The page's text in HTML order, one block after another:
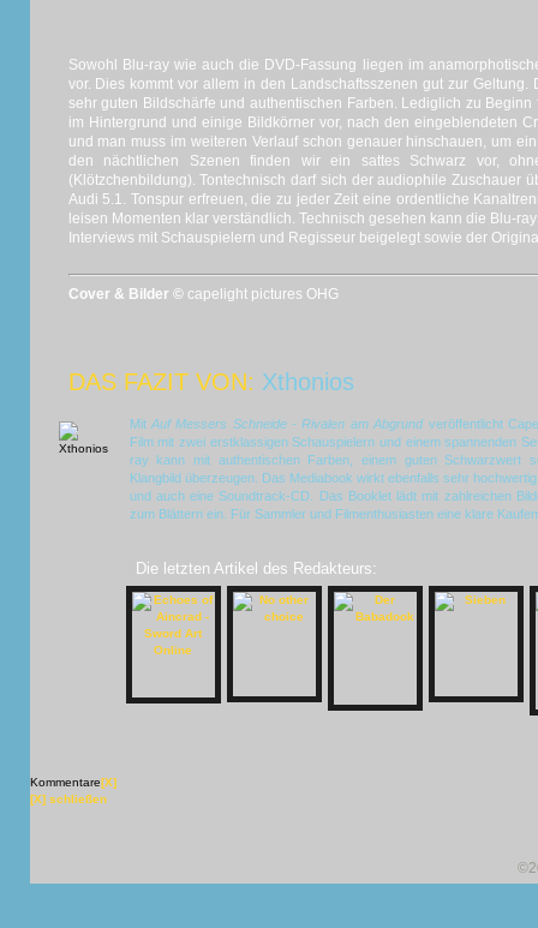
Sowohl Blu-ray wie auch die DVD-Fassung liegen im
vor. Dies kommt vor allem in den Landschaftsszenen gut zur
sehr guten Bildschärfe und authentischen Farben. Lediglich zu
im Hintergrund und einige Bildkörner vor, nach den eingeblendeten
und man muss im weiteren Verlauf schon genauer hinschauen, um
den nächtlichen Szenen finden wir ein sattes Schwarz vor,
(Klötzchenbildung). Tontechnisch darf sich der audiophile Zuschauer
Audi 5.1. Tonspur erfreuen, die zu jeder Zeit eine ordentliche
leisen Momenten klar verständlich. Technisch gesehen kann die Blu-
Interviews mit Schauspielern und Regisseur beigelegt sowie der
Cover & Bilder © capelight pictures OHG
DAS FAZIT VON: Xthonios
Mit Auf Messers Schneide - Rivalen am Abgrund veröffentlicht
Film mit zwei erstklassigen Schauspielern und einem spannenden
ray kann mit authentischen Farben, einem guten Schwarzwert
Klangbild überzeugen. Das Mediabook wirkt ebenfalls sehr
und auch eine Soundtrack-CD. Das Booklet lädt mit zahlreichen
zum Blättern ein. Für Sammler und Filmenthusiasten eine klare
Die letzten Artikel des Redakteurs:
Kommentare[X]
[X] schließen